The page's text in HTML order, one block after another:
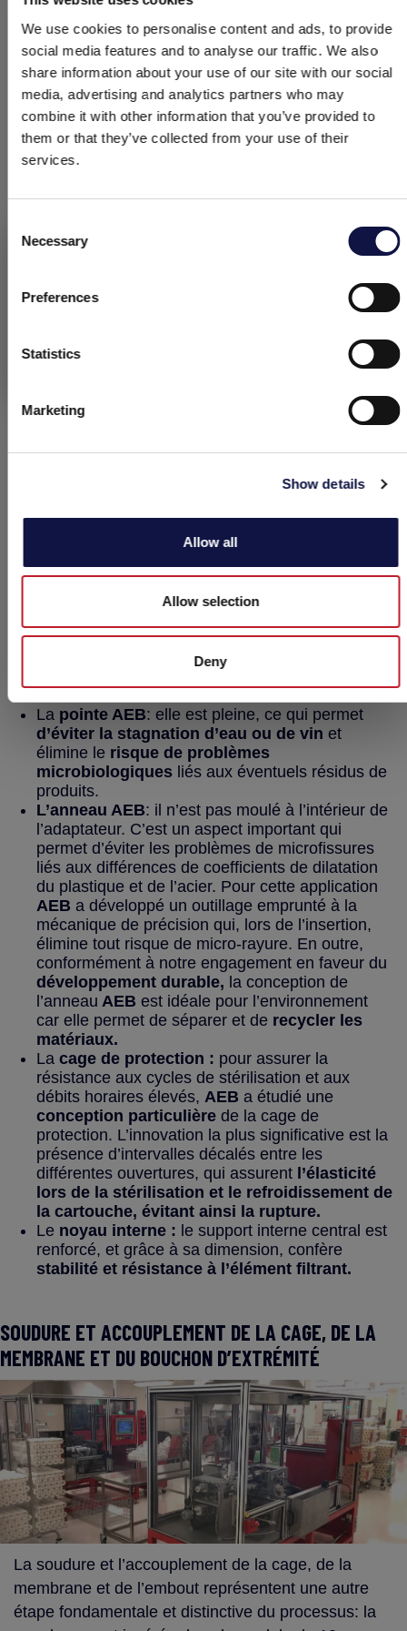
We use cookies to personalise content and ads, to provide
social media features and to analyse our traffic. We also
share information about your use of our site with our social
media, advertising and analytics partners who may
combine it with other information that you’ve provided to
them or that they’ve collected from your use of their
services.
Selection
Necessary
Preferences
Statistics
Marketing
Show details
Allow all
Allow selection
Deny
Le présent site est destiné à un public professionnel.
sont exclusivement réservés aux clients professionnels, aux
entreprises et aux professionnels (sociétés).
J’ai compris
importantes, causées par la régénération chimique
combinée à des débits élevés et à des fortes
températures. Par conséquent, ce type de soudure
garantit à l’utilisateur final de meilleures
performances et une durée de vie plus longue.
CONSTRUCTION DES COMPOSANTS DE LA
contrôle total du processus de production.
cela s’ajoute latraçabilité complète des modules
de 10 pouces, sur lesquels sont inscrits le code, le
lot et la micrométrie.
Mais entrons dans le détail et regardons les
éléments qui composent la cartouche:
La pointe AEB: elle est pleine, ce qui permet
d’éviter la stagnation d’eau ou de vin et
élimine le risque de problèmes
microbiologiques liés aux éventuels résidus de
produits.
L’anneau AEB: il n’est pas moulé à l’intérieur de
l’adaptateur. C’est un aspect important qui
permet d’éviter les problèmes de microfissures
liés aux différences de coefficients de dilatation
du plastique et de l’acier. Pour cette application
AEB a développé un outillage emprunté à la
mécanique de précision qui, lors de l’insertion,
élimine tout risque de micro-rayure. En outre,
conformément à notre engagement en faveur du
développement durable, la conception de
l’anneau AEB est idéale pour l’environnement
car elle permet de séparer et de recycler les
matériaux.
La cage de protection : pour assurer la
résistance aux cycles de stérilisation et aux
débits horaires élevés, AEB a étudié une
conception particulière de la cage de
protection. L’innovation la plus significative est la
présence d’intervalles décalés entre les
différentes ouvertures, qui assurent l’élasticité
lors de la stérilisation et le refroidissement de
la cartouche, évitant ainsi la rupture.
Le noyau interne : le support interne central est
renforcé, et grâce à sa dimension, confère
stabilité et résistance à l’élément filtrant.
SOUDURE ET ACCOUPLEMENT DE LA CAGE, DE LA
MEMBRANE ET DU BOUCHON D’EXTRÉMITÉ
La soudure et l’accouplement de la cage, de la
membrane et de l’embout représentent une autre
étape fondamentale et distinctive du processus: la